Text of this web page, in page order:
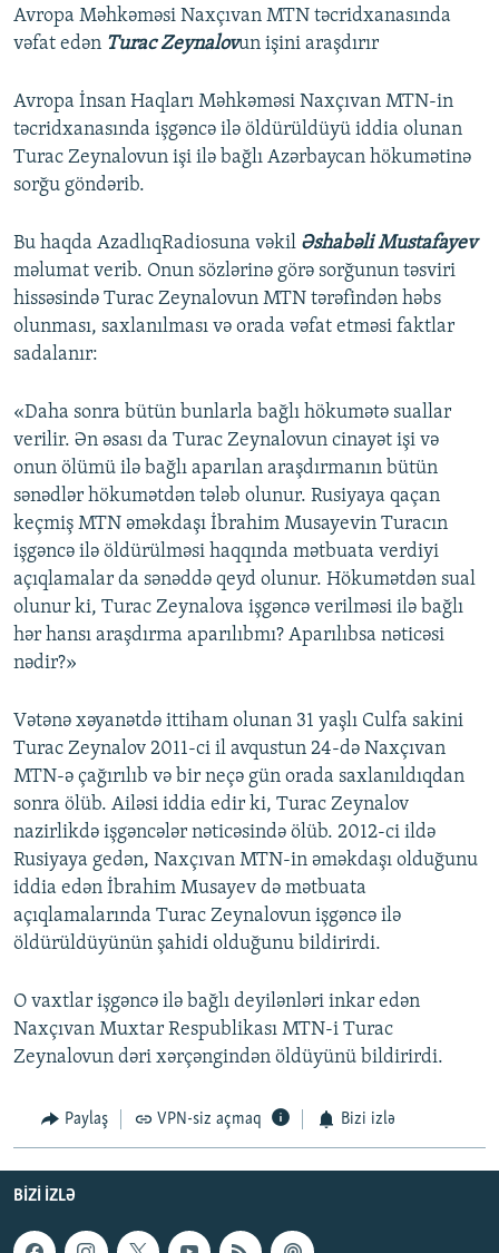
Avropa Məhkəməsi Naxçıvan MTN təcridxanasında
vəfat edən Turac Zeynalovun işini araşdırır
Avropa İnsan Haqları Məhkəməsi Naxçıvan MTN-in
təcridxanasında işgəncə ilə öldürüldüyü iddia olunan
Turac Zeynalovun işi ilə bağlı Azərbaycan hökumətinə
sorğu göndərib.
Bu haqda AzadlıqRadiosuna vəkil Əshabəli Mustafayev
məlumat verib. Onun sözlərinə görə sorğunun təsviri
hissəsində Turac Zeynalovun MTN tərəfindən həbs
olunması, saxlanılması və orada vəfat etməsi faktlar
sadalanır:
«Daha sonra bütün bunlarla bağlı hökumətə suallar
verilir. Ən əsası da Turac Zeynalovun cinayət işi və
onun ölümü ilə bağlı aparılan araşdırmanın bütün
sənədlər hökumətdən tələb olunur. Rusiyaya qaçan
keçmiş MTN əməkdaşı İbrahim Musayevin Turacın
işgəncə ilə öldürülməsi haqqında mətbuata verdiyi
açıqlamalar da sənəddə qeyd olunur. Hökumətdən sual
olunur ki, Turac Zeynalova işgəncə verilməsi ilə bağlı
hər hansı araşdırma aparılıbmı? Aparılıbsa nəticəsi
nədir?»
Vətənə xəyanətdə ittiham olunan 31 yaşlı Culfa sakini
Turac Zeynalov 2011-ci il avqustun 24-də Naxçıvan
MTN-ə çağırılıb və bir neçə gün orada saxlanıldıqdan
sonra ölüb. Ailəsi iddia edir ki, Turac Zeynalov
nazirlikdə işgəncələr nəticəsində ölüb. 2012-ci ildə
Rusiyaya gedən, Naxçıvan MTN-in əməkdaşı olduğunu
iddia edən İbrahim Musayev də mətbuata
açıqlamalarında Turac Zeynalovun işgəncə ilə
öldürüldüyünün şahidi olduğunu bildirirdi.
O vaxtlar işgəncə ilə bağlı deyilənləri inkar edən
Naxçıvan Muxtar Respublikası MTN-i Turac
Zeynalovun dəri xərçəngindən öldüyünü bildirirdi.
Paylaş VPN-siz açmaq Bizi izlə
BIZI IZLƏ